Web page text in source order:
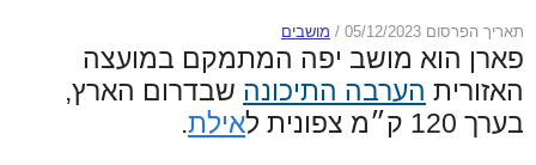
תאריך הפרסום 05/12/2023 / מושבים
פארן הוא מושב יפה המתמקם במועצה
האזורית הערבה התיכונה שבדרום הארץ,
בערך 120 ק״מ צפונית ל
אילת.